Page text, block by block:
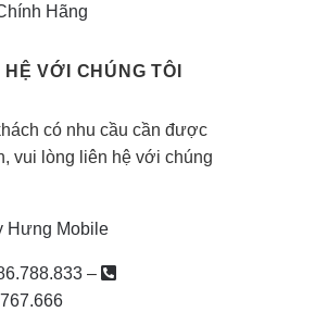
Hãng
HỆ VỚI CHÚNG TÔI
có nhu cầu cần được
vui lòng liên hệ với chúng
Hưng Mobile
–